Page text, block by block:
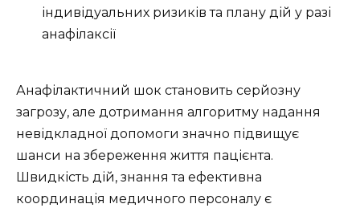
індивідуальних ризиків та плану дій у разі
анафілаксії
Анафілактичний шок становить серйозну
загрозу, але дотримання алгоритму надання
невідкладної допомоги значно підвищує
шанси на збереження життя пацієнта.
Швидкість дій, знання та ефективна
координація медичного персоналу є